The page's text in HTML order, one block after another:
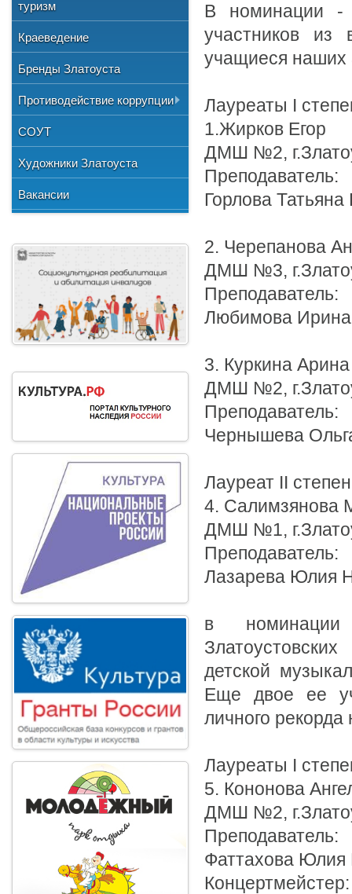
В номинации -
участников из
учащиеся наших
Лауреаты I
1.Жирков Егор
ДМШ №2,
Преподаватель:
Горлова
2. Черепанова
ДМШ №3,
Преподаватель:
Любимова
3. Куркина Арина
ДМШ №2,
Преподаватель:
Чернышева
Лауреат II
4. Салимзянова
ДМШ №1,
Преподаватель:
Лазарева Юлия
в
детской
Еще двое ее
личного
Лауреаты I
5. Кононова
ДМШ №2,
Преподаватель:
Фаттахова
Концертмейстер:
Учетная политика
и отдыха
№3"
"Детская школа искусств №1"
"Детская школа искусств №3"
Городской методический совет
Национальные культурные
центры
Литературное объединение
"Мартен"
Профсоюзная организация
обслуживания
Нормативно-правовая база
Фото
Видео
туризм
Краеведение
Бренды Златоуста
Противодействие коррупции
Документы
Сведения о доходах
Формы документов
СОУТ
Художники Златоуста
Вакансии